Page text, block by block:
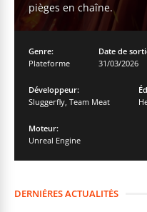
pièges en chaîne.
Genre:
Plateforme
Date de
31/03/2026
Développeur:
Sluggerfly, Team Meat
Moteur:
Unreal Engine
DERNIÈRES ACTUALITÉS